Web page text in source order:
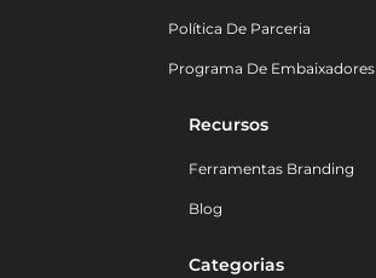
Política De Parceria
Programa De Embaixadores
Recursos
Ferramentas Branding
Blog
Categorias